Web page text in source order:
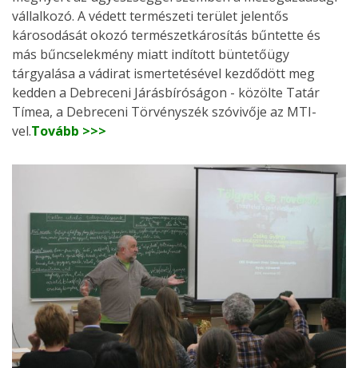
vállalkozó. A védett természeti terület jelentős
károsodását okozó természetkárosítás bűntette és
más bűncselekmény miatt indított büntetőügy
tárgyalása a vádirat ismertetésével kezdődött meg
kedden a Debreceni Járásbíróságon - közölte Tatár
Tímea, a Debreceni Törvényszék szóvivője az MTI-
vel.Tovább >>>